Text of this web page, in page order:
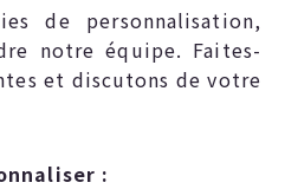
de personnalisation,
notre équipe. Faites-
et discutons de votre
: